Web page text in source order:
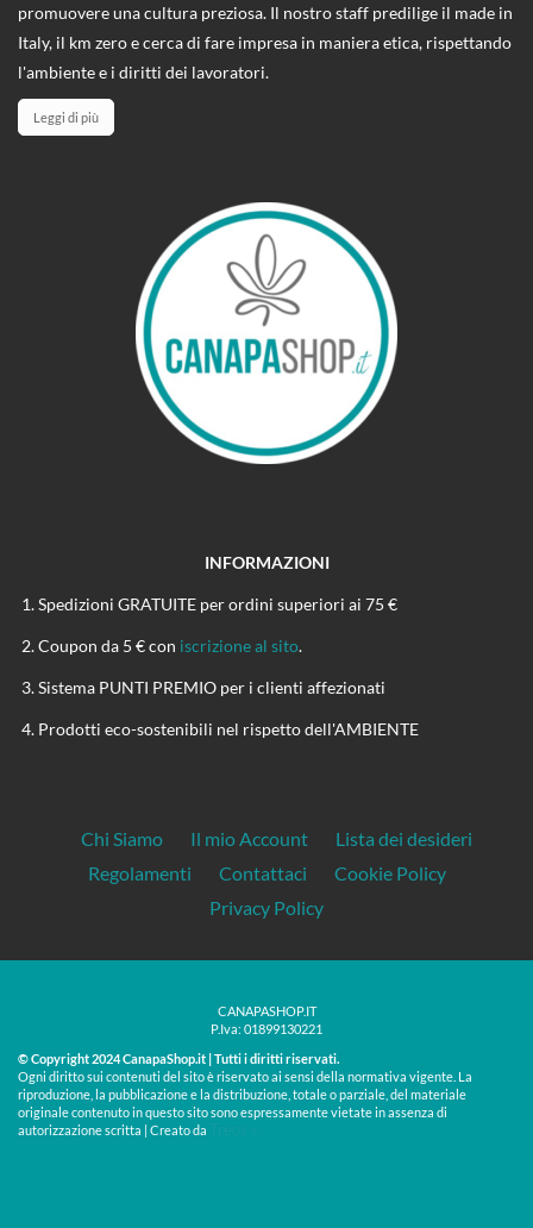
promuovere una cultura preziosa. Il nostro staff predilige il made in
Italy, il km zero e cerca di fare impresa in maniera etica, rispettando
l'ambiente e i diritti dei lavoratori.
Leggi di più
INFORMAZIONI
Spedizioni GRATUITE per ordini superiori ai 75 €
Coupon da 5 € con iscrizione al sito.
Sistema PUNTI PREMIO per i clienti affezionati
Prodotti eco-sostenibili nel rispetto dell'AMBIENTE
Chi Siamo Il mio Account
Lista dei desideri
Regolamenti
Contattaci
Cookie Policy
Privacy Policy
CANAPASHOP.IT
P.Iva: 01899130221
© Copyright 2024 CanapaShop.it | Tutti i diritti riservati.
Ogni diritto sui contenuti del sito è riservato ai sensi della normativa vigente. La
riproduzione, la pubblicazione e la distribuzione, totale o parziale, del materiale
originale contenuto in questo sito sono espressamente vietate in assenza di
autorizzazione scritta | Creato da